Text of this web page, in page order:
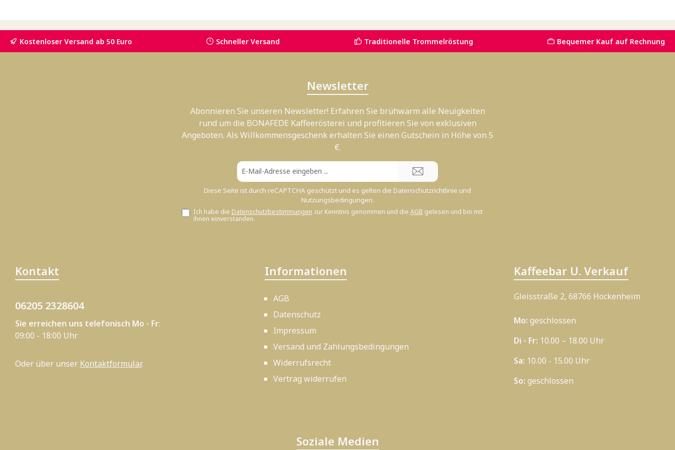
Kostenloser Versand ab 50 Euro Schneller Versand Traditionelle Trommelröstung Bequemer Kauf auf Rechnung
Newsletter
Abonnieren Sie unseren Newsletter! Erfahren Sie brühwarm alle Neuigkeiten
rund um die BONAFEDE Kaffeerösterei und profitieren Sie von exklusiven
Angeboten. Als Willkommensgeschenk erhalten Sie einen Gutschein in Höhe von 5
€.
Mail-
Adresse*
Diese Seite ist durch reCAPTCHA geschützt und es gelten die Datenschutzrichtlinie und
Nutzungsbedingungen.
Ich habe die Datenschutzbestimmungen zur Kenntnis genommen und die AGB gelesen und bin mit
ihnen einverstanden.
Kontakt
06205 2328604
Sie erreichen uns telefonisch Mo - Fr:
09:00 - 18:00 Uhr
Oder über unser Kontaktformular.
Informationen
AGB
Datenschutz
Impressum
Versand und Zahlungsbedingungen
Widerrufsrecht
Vertrag widerrufen
Kaffeebar U. Verkauf
Gleisstraße 2, 68766 Hockenheim
Mo: geschlossen
Di - Fr: 10.00 – 18.00 Uhr
Sa: 10.00 - 15.00 Uhr
So: geschlossen
Soziale Medien